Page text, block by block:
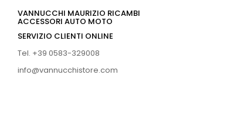
VANNUCCHI MAURIZIO RICAMBI
ACCESSORI AUTO MOTO
SERVIZIO CLIENTI ONLINE
Tel. +39 0583-329008
info@vannucchistore.com